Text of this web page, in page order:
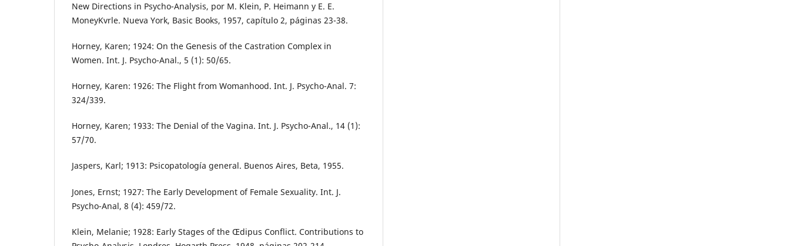
New Directions in Psycho-Analysis, por M. Klein, P. Heimann y E. E.
MoneyKvrle. Nueva York, Basic Books, 1957, capítulo 2, páginas 23-38.
Horney, Karen; 1924: On the Genesis of the Castration Complex in
Women. Int. J. Psycho-Anal., 5 (1): 50/65.
Horney, Karen: 1926: The Flight from Womanhood. Int. J. Psycho-Anal. 7:
324/339.
Horney, Karen; 1933: The Denial of the Vagina. Int. J. Psycho-Anal., 14 (1):
57/70.
Jaspers, Karl; 1913: Psicopatología general. Buenos Aires, Beta, 1955.
Jones, Ernst; 1927: The Early Development of Female Sexuality. Int. J.
Psycho-Anal, 8 (4): 459/72.
Klein, Melanie; 1928: Early Stages of the Œdipus Conflict. Contributions to